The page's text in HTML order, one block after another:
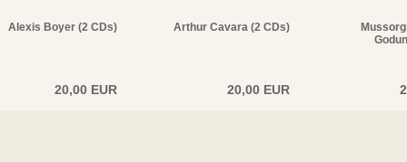
Alexis Boyer (2 CDs)
20,00 EUR
Arthur Cavara (2 CDs)
20,00 EUR